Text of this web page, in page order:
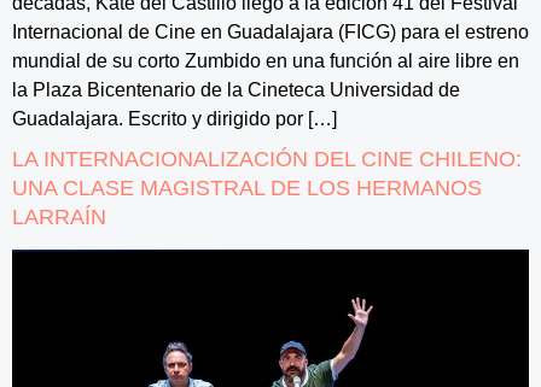
Internacional de Cine en Guadalajara (FICG) para el estreno
mundial de su corto Zumbido en una función al aire libre en
la Plaza Bicentenario de la Cineteca Universidad de
Guadalajara. Escrito y dirigido por […]
LA INTERNACIONALIZACIÓN DEL CINE CHILENO:
UNA CLASE MAGISTRAL DE LOS HERMANOS
LARRAÍN